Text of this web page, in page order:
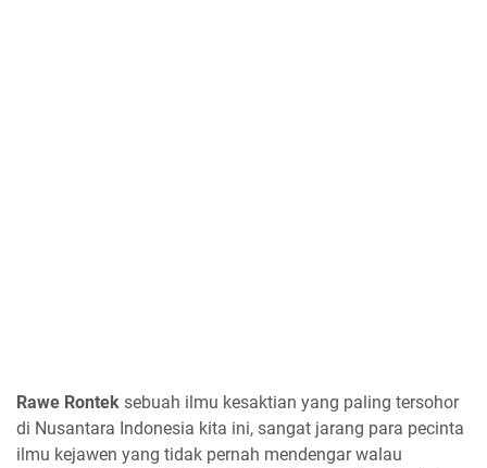
Rawe Rontek sebuah ilmu kesaktian yang paling tersohor
di Nusantara Indonesia kita ini, sangat jarang para pecinta
ilmu kejawen yang tidak pernah mendengar walau